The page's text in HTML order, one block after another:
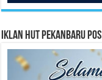
Iklan HUT Pekanbaru Pos